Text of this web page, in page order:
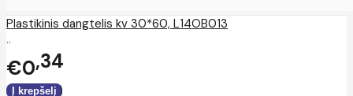
Plastikinis dangtelis kv 30*60, L14OB013
..
€0 34